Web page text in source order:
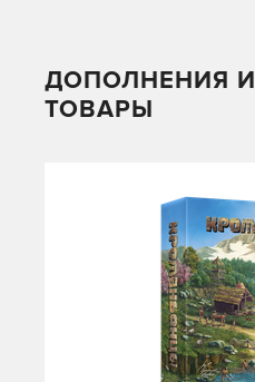
ДОПОЛНЕНИЯ
ТОВАРЫ